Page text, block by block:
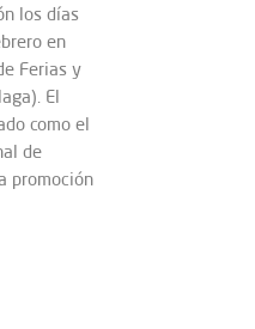
los días
en
Ferias y
El
como el
de
promoción